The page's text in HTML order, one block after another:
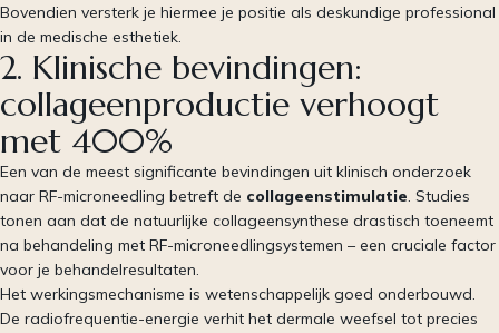
Bovendien versterk je hiermee je positie als deskundige professional
in de medische esthetiek.
2. Klinische bevindingen:
collageenproductie verhoogt
met 400%
Een van de meest significante bevindingen uit klinisch onderzoek
naar RF-microneedling betreft de collageenstimulatie . Studies
tonen aan dat de natuurlijke collageensynthese drastisch toeneemt
na behandeling met RF-microneedlingsystemen – een cruciale factor
voor je behandelresultaten.
Het werkingsmechanisme is wetenschappelijk goed onderbouwd.
De radiofrequentie-energie verhit het dermale weefsel tot precies